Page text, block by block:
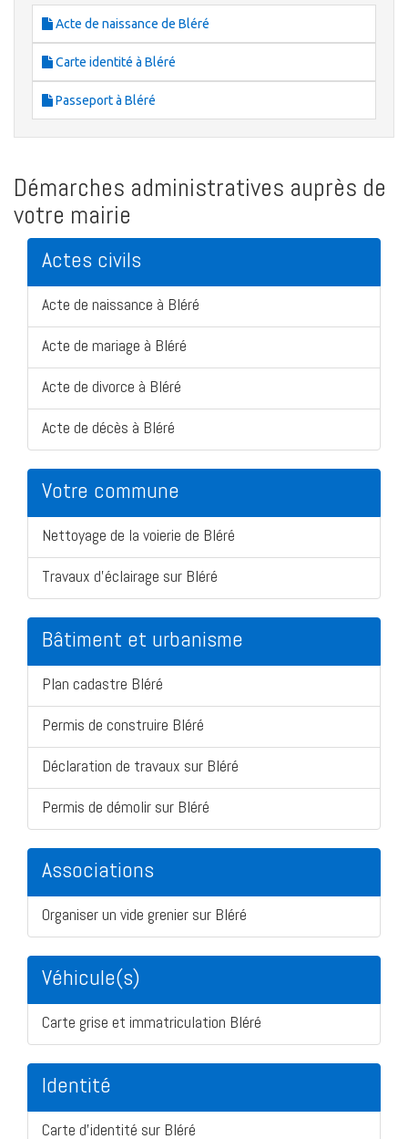
Acte de naissance de Bléré
Carte identité à Bléré
Passeport à Bléré
Démarches administratives auprès de
votre mairie
Actes civils
Acte de naissance à Bléré
Acte de mariage à Bléré
Acte de divorce à Bléré
Acte de décès à Bléré
Votre commune
Nettoyage de la voierie de Bléré
Travaux d'éclairage sur Bléré
Bâtiment et urbanisme
Plan cadastre Bléré
Permis de construire Bléré
Déclaration de travaux sur Bléré
Permis de démolir sur Bléré
Associations
Organiser un vide grenier sur Bléré
Véhicule(s)
Carte grise et immatriculation Bléré
Identité
Carte d'identité sur Bléré